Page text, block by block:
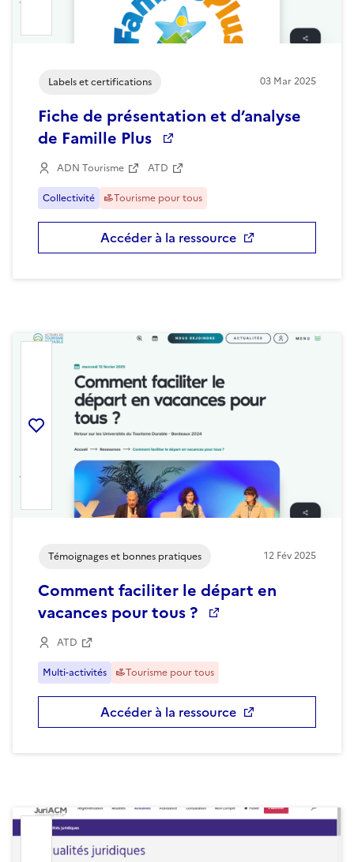
Labels et certifications 03 Mar2025
Fiche de présentation et d’analyse
de Famille Plus
ADN Tourisme ATD
Collectivité Tourisme pour tous
Accéder à la ressource
Témoignages et bonnes pratiques 12 Fév2025
Comment faciliter le départ en
vacances pour tous ?
ATD
Multi-activités Tourisme pour tous
Accéder à la ressource
Ajouter la ressource aux favoris